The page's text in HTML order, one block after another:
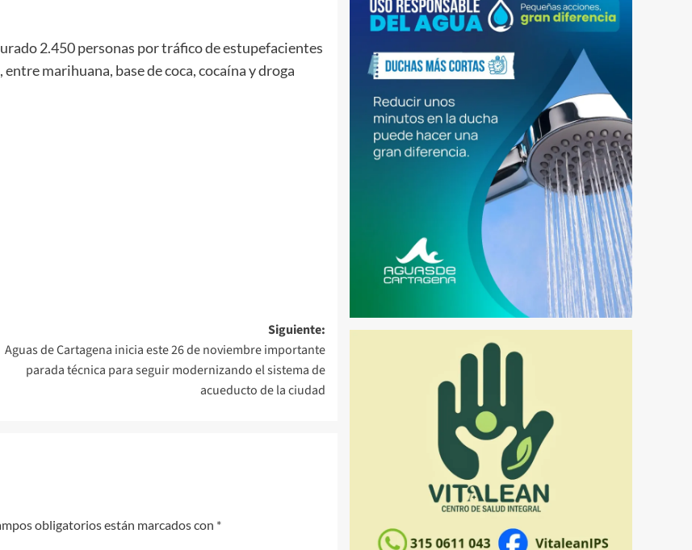
2.450 personas por tráfico de estupefacientes
marihuana, base de coca, cocaína y droga
Siguiente:
Aguas de Cartagena inicia este 26 de noviembre importante
parada técnica para seguir modernizando el sistema de
acueducto de la ciudad
obligatorios están marcados con *